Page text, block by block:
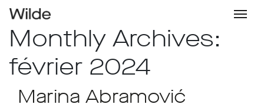
Monthly Archives:
février 2024
Marina Abramović